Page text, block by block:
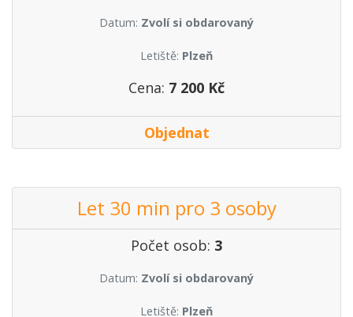
Datum: Zvolí si obdarovaný
Letiště: Plzeň
Cena: 7 200 Kč
Objednat
Let 30 min pro 3 osoby
Počet osob: 3
Datum: Zvolí si obdarovaný
Letiště: Plzeň